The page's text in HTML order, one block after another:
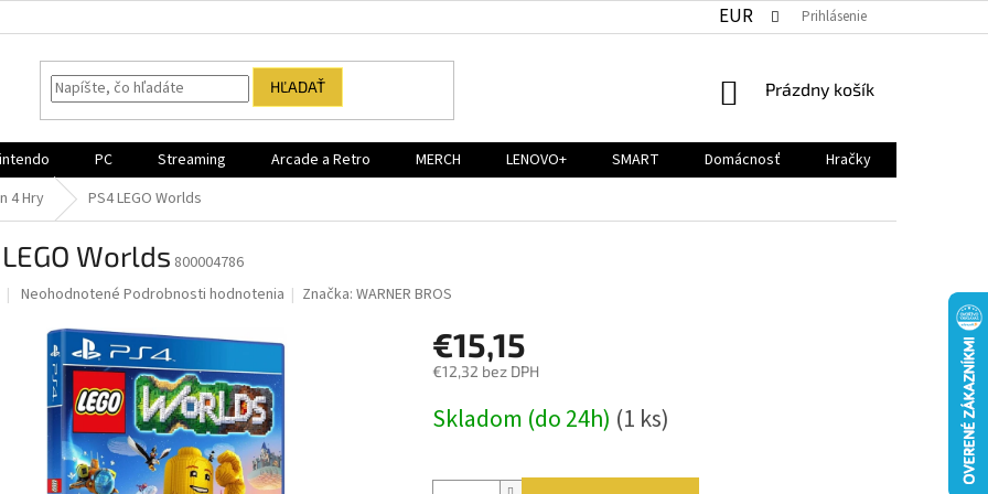
EUR Prihlásenie
HĽADAŤ
NÁKUPNÝ
Prázdny košík
PC Streaming Arcade a Retro MERCH LENOVO+ SMART Domácnosť
Hračky
4 Hry PS4 LEGO Worlds
Worlds 800004786
Priemerné
produktu
hviezdičiek.
Neohodnotené Podrobnosti hodnotenia Značka:WARNER BROS
€15,15
€12,32 bez DPH
cena:
Skladom (do 24h) (1 ks)